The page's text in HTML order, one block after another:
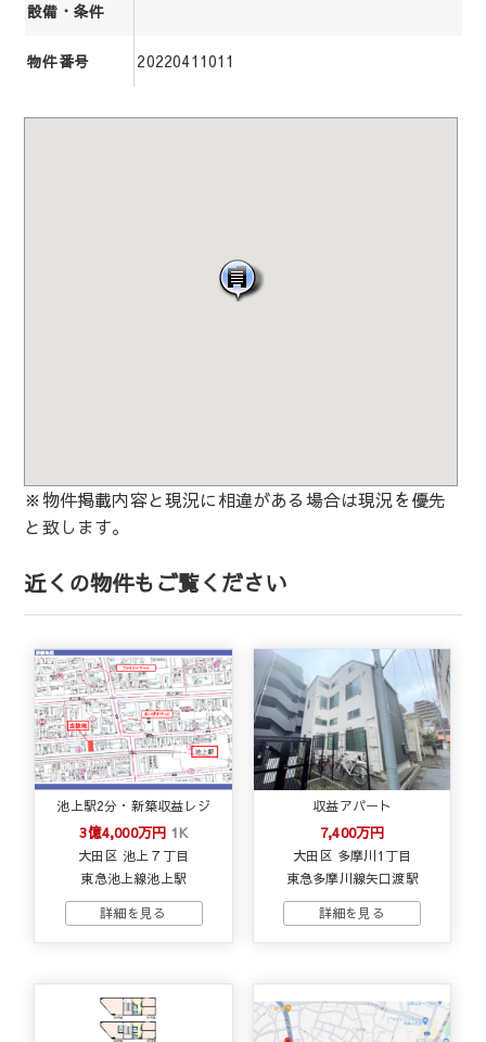
設備・条件
物件番号 20220411011
※物件掲載内容と現況に相違がある場合は現況を優先
と致します。
近くの物件もご覧ください
池上駅2分・新築収益レジ
3億4,000万円 1K
大田区 池上７丁目
東急池上線池上駅
収益アパート
7,400万円
大田区 多摩川1丁目
東急多摩川線矢口渡駅